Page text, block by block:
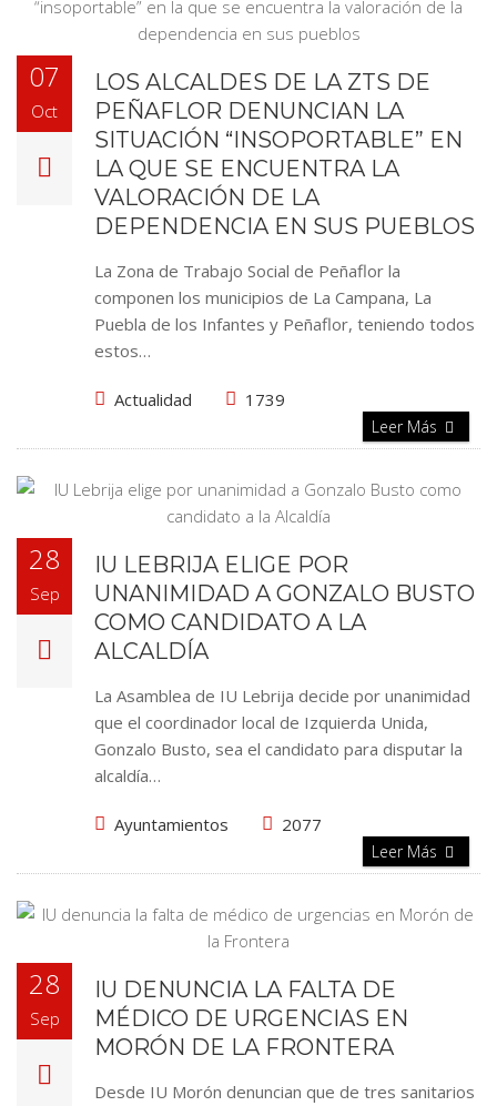
07
Oct
LOS ALCALDES DE LA ZTS DE
PEÑAFLOR DENUNCIAN LA
SITUACIÓN “INSOPORTABLE” EN
LA QUE SE ENCUENTRA LA
VALORACIÓN DE LA
DEPENDENCIA EN SUS PUEBLOS
La Zona de Trabajo Social de Peñaflor la
componen los municipios de La Campana, La
Puebla de los Infantes y Peñaflor, teniendo todos
estos…
Actualidad 1739
Leer Más
28
Sep
IU LEBRIJA ELIGE POR
UNANIMIDAD A GONZALO BUSTO
COMO CANDIDATO A LA
ALCALDÍA
La Asamblea de IU Lebrija decide por unanimidad
que el coordinador local de Izquierda Unida,
Gonzalo Busto, sea el candidato para disputar la
alcaldía…
Ayuntamientos 2077
Leer Más
28
Sep
IU DENUNCIA LA FALTA DE
MÉDICO DE URGENCIAS EN
MORÓN DE LA FRONTERA
Desde IU Morón denuncian que de tres sanitarios